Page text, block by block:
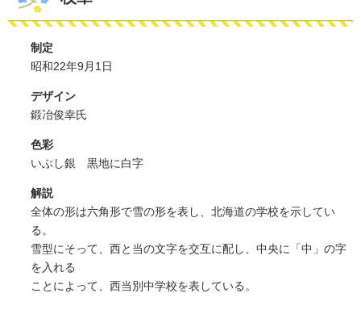
制定
昭和22年9月1日
デザイン
鍛冶俊幸氏
色彩
いぶし銀 黒地に白字
解説
全体の形は六角形で雪の形を表し、北海道の学校を示してい
る。
雪型にそって、西と当の文字を交互に配し、中央に「中」の字
を入れる
ことによって、西当別中学校を表している。